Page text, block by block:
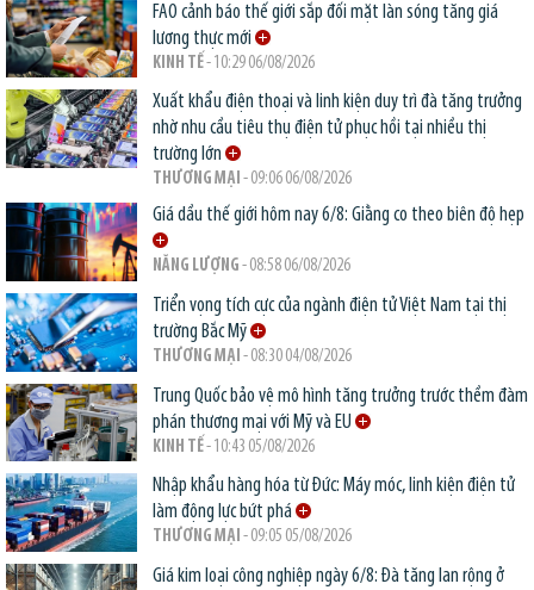
FAO cảnh báo thế giới sắp đối mặt làn sóng tăng giá
lương thực mới
KINH TẾ- 10:29 06/08/2026
Xuất khẩu điện thoại và linh kiện duy trì đà tăng trưởng
nhờ nhu cầu tiêu thụ điện tử phục hồi tại nhiều thị
trường lớn
THƯƠNG MẠI - 09:06 06/08/2026
Giá dầu thế giới hôm nay 6/8: Giằng co theo biên độ hẹp
NĂNG LƯỢNG - 08:58 06/08/2026
Triển vọng tích cực của ngành điện tử Việt Nam tại thị
trường Bắc Mỹ
THƯƠNG MẠI - 08:30 04/08/2026
Trung Quốc bảo vệ mô hình tăng trưởng trước thềm đàm
phán thương mại với Mỹ và EU
KINH TẾ- 10:43 05/08/2026
Nhập khẩu hàng hóa từ Đức: Máy móc, linh kiện điện tử
làm động lực bứt phá
THƯƠNG MẠI - 09:05 05/08/2026
Giá kim loại công nghiệp ngày 6/8: Đà tăng lan rộng ở